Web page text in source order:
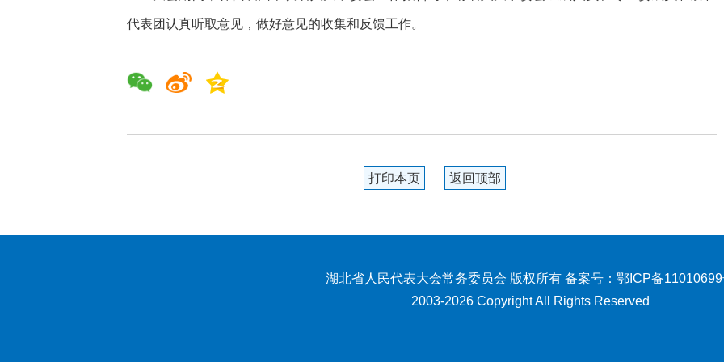
代表团认真听取意见，做好意见的收集和反馈工作。
打印本页 返回顶部
湖北省人民代表大会常务委员会 版权所有 备案号： 鄂ICP备
2003-2026 Copyright All Rights Reserved